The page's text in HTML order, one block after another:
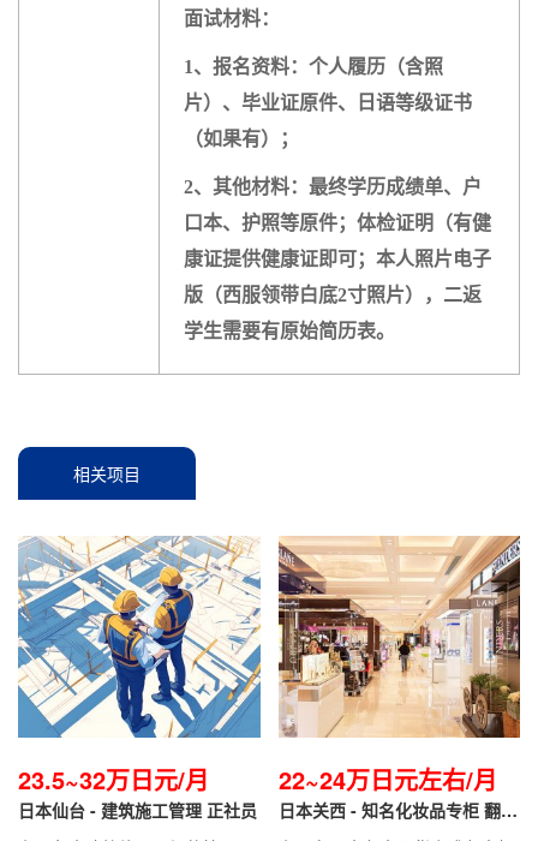
面试材料：
1、报名资料：个人履历（含照
片）、毕业证原件、日语等级证书
（如果有）；
2、其他材料：最终学历成绩单、户
口本、护照等原件；体检证明（有健
康证提供健康证即可；本人照片电子
版（西服领带白底2寸照片），二返
学生需要有原始简历表。
相关项目
23.5~32万日元/月
日本仙台 - 建筑施工管理 正社员
22~24万日元左右/月
日本关西 - 知名化妆品专柜 翻译
导购